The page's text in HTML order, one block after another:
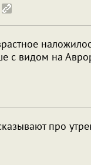
видом на
про